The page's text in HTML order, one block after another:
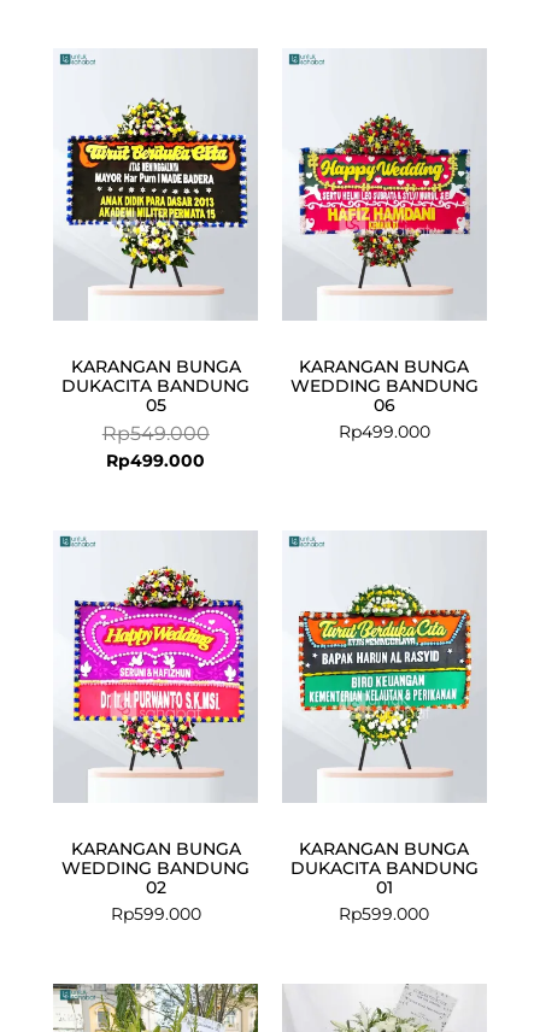
KARANGAN BUNGA
DUKACITA BANDUNG
05
Rp549.000
Rp549.000.
Rp499.000
Rp499.000.
KARANGAN BUNGA
WEDDING BANDUNG
06
Rp499.000
KARANGAN BUNGA
WEDDING BANDUNG
02
Rp599.000
KARANGAN BUNGA
DUKACITA BANDUNG
01
Rp599.000
Original
price
Current
price